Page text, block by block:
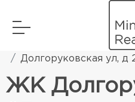
Элитная
Долгоруковская ул, д
ЖК